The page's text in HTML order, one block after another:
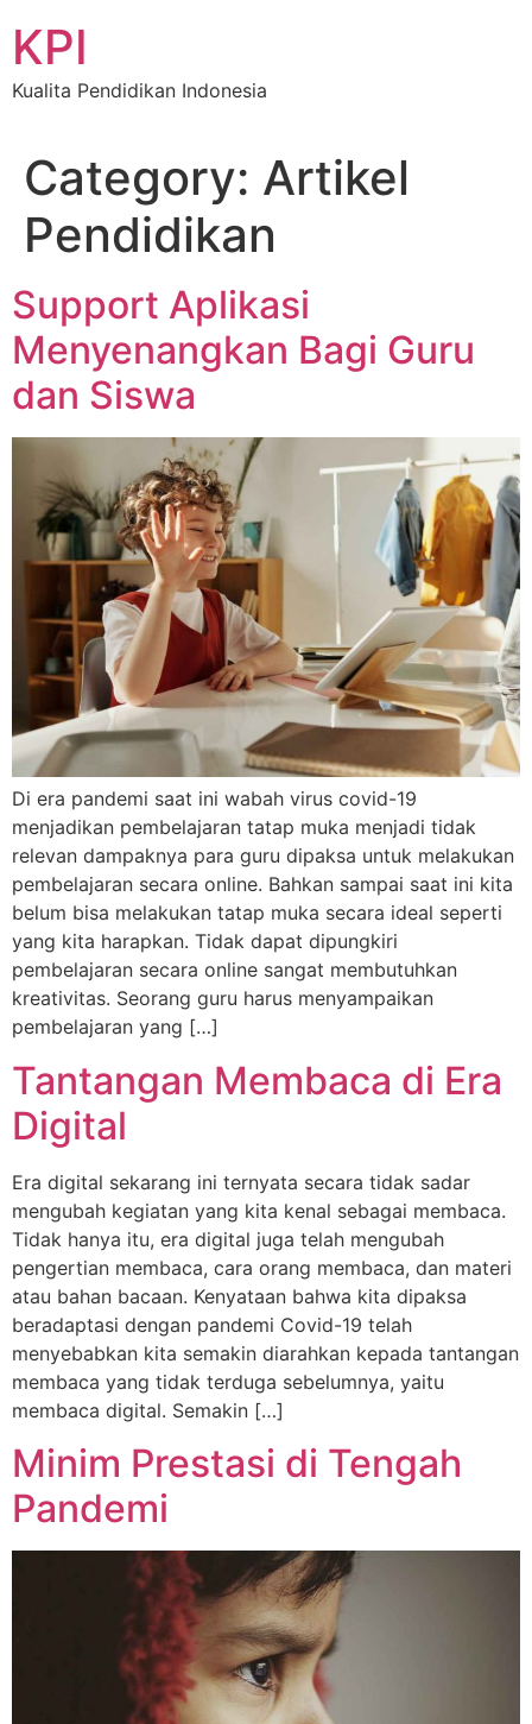
content
KPI
Kualita Pendidikan Indonesia
Category: Artikel
Pendidikan
Support Aplikasi
Menyenangkan Bagi Guru
dan Siswa
Di era pandemi saat ini wabah virus covid-19
menjadikan pembelajaran tatap muka menjadi tidak
relevan dampaknya para guru dipaksa untuk melakukan
pembelajaran secara online. Bahkan sampai saat ini kita
belum bisa melakukan tatap muka secara ideal seperti
yang kita harapkan. Tidak dapat dipungkiri
pembelajaran secara online sangat membutuhkan
kreativitas. Seorang guru harus menyampaikan
pembelajaran yang […]
Tantangan Membaca di Era
Digital
Era digital sekarang ini ternyata secara tidak sadar
mengubah kegiatan yang kita kenal sebagai membaca.
Tidak hanya itu, era digital juga telah mengubah
pengertian membaca, cara orang membaca, dan materi
atau bahan bacaan. Kenyataan bahwa kita dipaksa
beradaptasi dengan pandemi Covid-19 telah
menyebabkan kita semakin diarahkan kepada tantangan
membaca yang tidak terduga sebelumnya, yaitu
membaca digital. Semakin […]
Minim Prestasi di Tengah
Pandemi